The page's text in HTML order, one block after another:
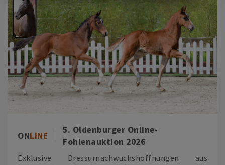
ONLINE
5. Oldenburger Online-
Fohlenauktion 2026
Exklusive Dressurnachwuchshoffnungen aus